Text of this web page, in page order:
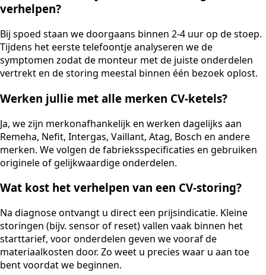
verhelpen?
Bij spoed staan we doorgaans binnen 2-4 uur op de stoep.
Tijdens het eerste telefoontje analyseren we de
symptomen zodat de monteur met de juiste onderdelen
vertrekt en de storing meestal binnen één bezoek oplost.
Werken jullie met alle merken CV-ketels?
Ja, we zijn merkonafhankelijk en werken dagelijks aan
Remeha, Nefit, Intergas, Vaillant, Atag, Bosch en andere
merken. We volgen de fabrieksspecificaties en gebruiken
originele of gelijkwaardige onderdelen.
Wat kost het verhelpen van een CV-storing?
Na diagnose ontvangt u direct een prijsindicatie. Kleine
storingen (bijv. sensor of reset) vallen vaak binnen het
starttarief, voor onderdelen geven we vooraf de
materiaalkosten door. Zo weet u precies waar u aan toe
bent voordat we beginnen.